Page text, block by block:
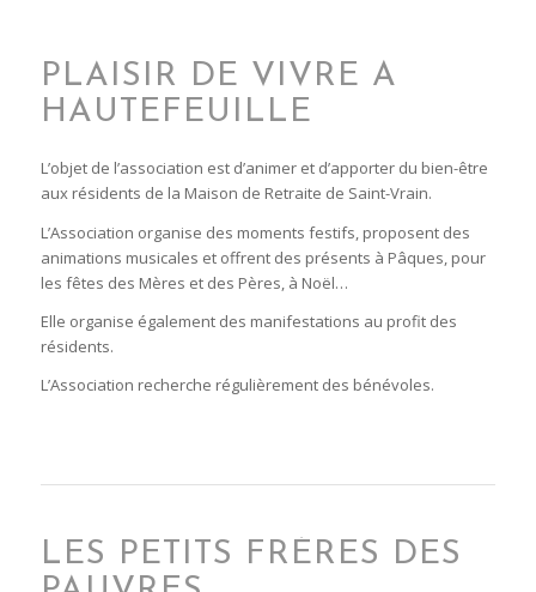
PLAISIR DE VIVRE À
HAUTEFEUILLE
L’objet de l’association est d’animer et d’apporter du bien-être
aux résidents de la Maison de Retraite de Saint-Vrain.
L’Association organise des moments festifs, proposent des
animations musicales et offrent des présents à Pâques, pour
les fêtes des Mères et des Pères, à Noël…
Elle organise également des manifestations au profit des
résidents.
L’Association recherche régulièrement des bénévoles.
LES PETITS FRÈRES DES